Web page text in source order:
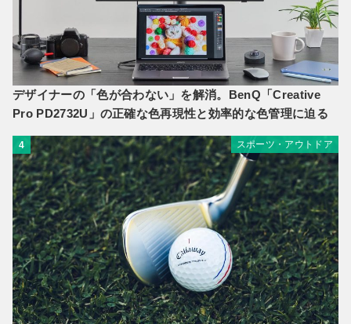
デザイナーの「色が合わない」を解消。BenQ「Creative
Pro PD2732U」の正確な色再現性と効率的な色管理に迫る
4 スポーツ・アウトドア